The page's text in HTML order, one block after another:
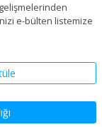
e-bülten listemize